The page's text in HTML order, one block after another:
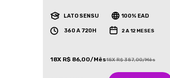
LATO SENSU 100% EAD
360 A 720H 2 A 12 MESES
18X R$ 86,00/Mês18X R$ 387,00/Mês